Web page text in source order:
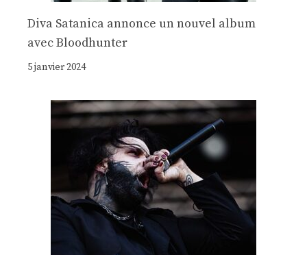
Diva Satanica annonce un nouvel album
avec Bloodhunter
5 janvier 2024